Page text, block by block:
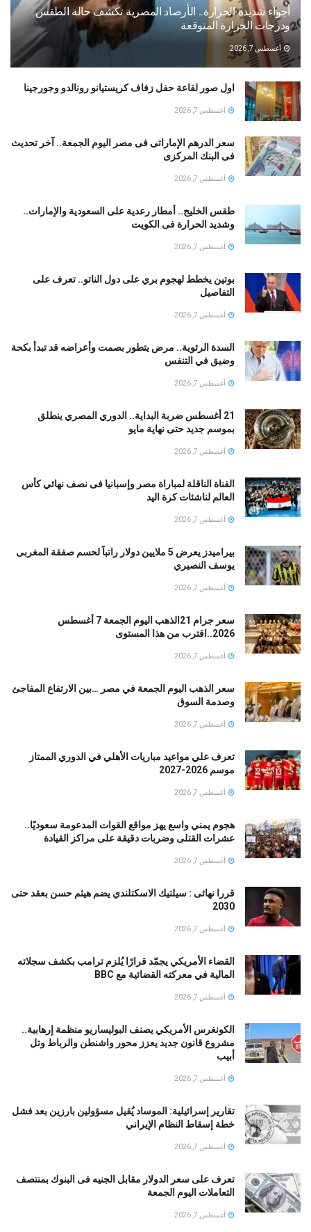
أجواء شديدة الحرارة.. الأرصاد المصرية تكشف حالة الطقس
ودرجات الحرارة المتوقعة
أغسطس 7, 2026
اول صور لقاعة حفل زفاف كريستيانو رونالدو وجورجينا
أغسطس 7, 2026
سعر الدرهم الإماراتى فى مصر اليوم الجمعة.. آخر تحديث
فى البنك المركزى
أغسطس 7, 2026
طقس الخليج.. أمطار رعدية على السعودية والإمارات..
وشديد الحرارة فى الكويت
أغسطس 7, 2026
بوتين يخطط لهجوم بري على دول الناتو.. تعرف على
التفاصيل
أغسطس 7, 2026
السدة الرئوية.. مرض يتطور بصمت وأعراضه قد تبدأ بكحة
وضيق في التنفس
أغسطس 7, 2026
21 أغسطس ضربة البداية.. الدوري المصري ينطلق
بموسم جديد حتى نهاية مايو
أغسطس 7, 2026
القناة الناقلة لمباراة مصر وإسبانيا فى نصف نهائي كأس
العالم لناشئات كرة اليد
أغسطس 7, 2026
بيراميدز يعرض 5 ملايين دولار راتباً لحسم صفقة المغربى
يوسف النصيري
أغسطس 7, 2026
سعر جرام 21الذهب اليوم الجمعة 7 أغسطس
2026..اقترب من هذا المستوى
أغسطس 7, 2026
سعر الذهب اليوم الجمعة في مصر …بين الارتفاع المفاجئ
وصدمة السوق
أغسطس 7, 2026
تعرف علي مواعيد مباريات الأهلي في الدوري الممتاز
موسم 2026-2027
أغسطس 7, 2026
هجوم يمني واسع يهز مواقع القوات المدعومة سعوديًا..
عشرات القتلى وضربات دقيقة على مراكز القيادة
أغسطس 7, 2026
قررا نهائى : سيلتيك الاسكتلندي يضم هيثم حسن بعقد حتى
2030
أغسطس 7, 2026
القضاء الأمريكي يجمّد قرارًا يُلزم ترامب بكشف سجلاته
المالية في معركته القضائية مع BBC
أغسطس 7, 2026
الكونغرس الأمريكي يصنف البوليساريو منظمة إرهابية..
مشروع قانون جديد يعزز محور واشنطن والرباط وتل
أبيب
أغسطس 7, 2026
تقارير إسرائيلية: الموساد يُقيل مسؤولين بارزين بعد فشل
خطة إسقاط النظام الإيراني
أغسطس 7, 2026
تعرف على سعر الدولار مقابل الجنيه فى البنوك بمنتصف
التعاملات اليوم الجمعة
أغسطس 7, 2026